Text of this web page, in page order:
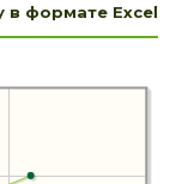
в формате Excel